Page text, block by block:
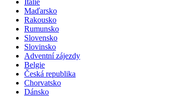
Itálie
Maďarsko
Rakousko
Rumunsko
Slovensko
Slovinsko
Adventní zájezdy
Belgie
Česká republika
Chorvatsko
Dánsko